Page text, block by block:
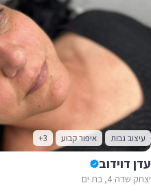
עיצוב גבות איפור קבוע +3
עדן דוידוב
יצחק שדה 4, בת ים